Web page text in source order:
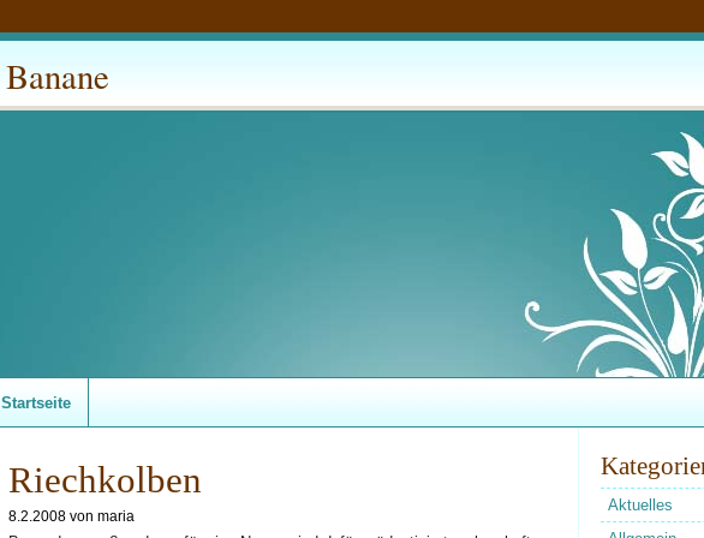
Banane
Startseite
Riechkolben
8.2.2008 von maria
Aktuelles